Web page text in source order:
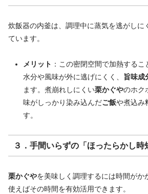
炊飯器の内釜は、調理中に蒸気を逃がしに
ています。
メリット ：この密閉空間で加熱するこ
水分や風味が外に逃げにくく、
旨味成
ます。煮崩れしにくい栗かぐやのホク
味がしっかり染み込んだご飯や煮込み
す。
３．手間いらずの「ほったらかし時
栗かぐやを美味しく調理するには時間がか
使えばその時間を有効活用できます。